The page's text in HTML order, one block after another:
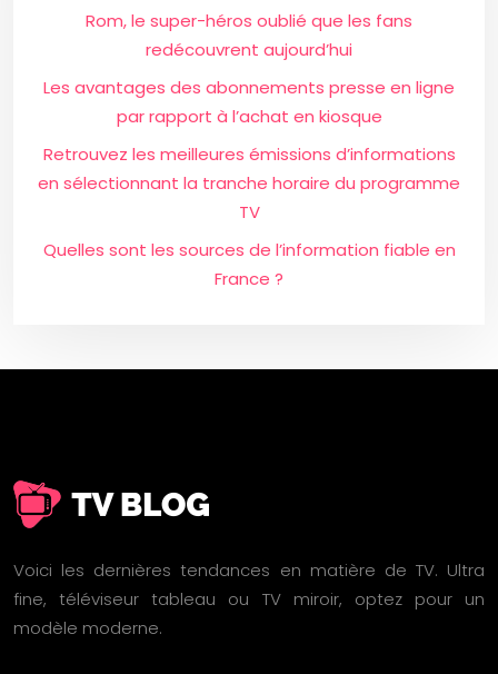
Rom, le super-héros oublié que les fans
redécouvrent aujourd’hui
Les avantages des abonnements presse en ligne
par rapport à l’achat en kiosque
Retrouvez les meilleures émissions d’informations
en sélectionnant la tranche horaire du programme
TV
Quelles sont les sources de l’information fiable en
France ?
Voici les dernières tendances en matière de TV. Ultra
fine, téléviseur tableau ou TV miroir, optez pour un
modèle moderne.